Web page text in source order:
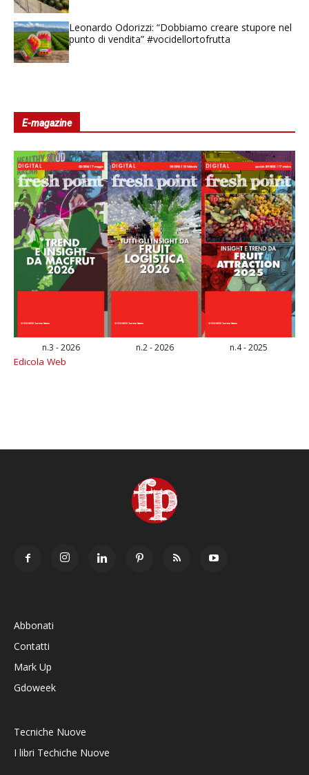
Leonardo Odorizzi: “Dobbiamo creare stupore nel
punto di vendita” #vocidellortofrutta
E-magazine
n.3 - 2026 n.2 - 2026 n.4 - 2025
Edicola Web
Abbonati
Contatti
Mark Up
Gdoweek
Tecniche Nuove
I libri Techiche Nuove